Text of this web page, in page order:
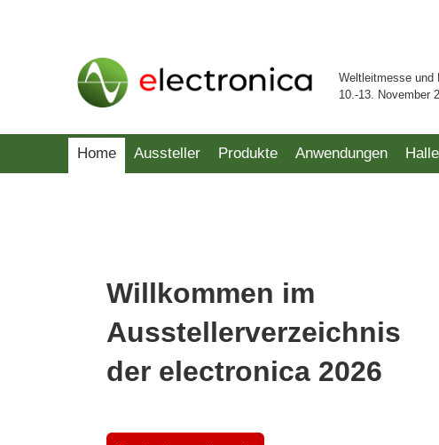
Weltleitmesse und
10.-13. November
Home Aussteller Produkte Anwendungen
Willkommen im
Ausstellerverzeichnis
der electronica 2026